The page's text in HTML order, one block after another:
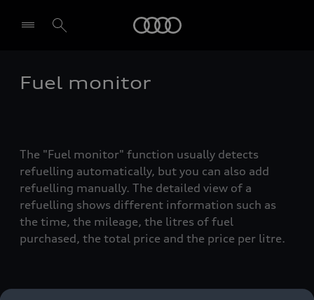
Select dealer
Fuel monitor
The "Fuel monitor" function usually detects
refuelling automatically, but you can also add
refuelling manually. The detailed view of a
refuelling shows different information such as
the time, the mileage, the litres of fuel
purchased, the total price and the price per litre.